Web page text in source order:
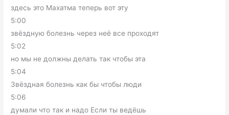
здесь это Махатма теперь вот эту
5:00
звёздную болезнь через неё все проходят
5:02
но мы не должны делать так чтобы эта
5:04
Звёздная болезнь как бы чтобы люди
5:06
думали что так и надо Если ты ведёшь